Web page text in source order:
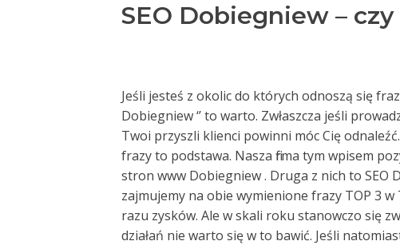
SEO Dobiegniew –
Jeśli jesteś z okolic do których odnoszą się
Dobiegniew ‘’ to warto. Zwłaszcza jeśli
Twoi przyszli klienci powinni móc Cię
frazy to podstawa. Nasza firma tym wpisem
stron www Dobiegniew . Druga z nich to SEO
zajmujemy na obie wymienione frazy TOP 3
razu zysków. Ale w skali roku stanowczo się
działań nie warto się w to bawić. Jeśli